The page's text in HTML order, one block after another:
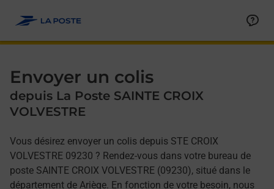
Envoyer un colis
depuis La Poste SAINTE CROIX
VOLVESTRE
Vous désirez envoyer un colis depuis STE CROIX
VOLVESTRE 09230 ? Rendez-vous dans votre bureau de
poste SAINTE CROIX VOLVESTRE (09230), situé dans le
département de Ariège. En fonction de votre besoin, nous